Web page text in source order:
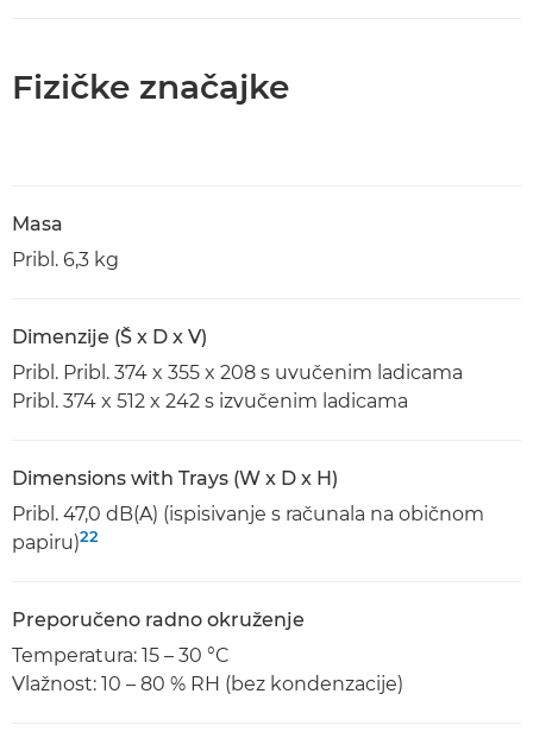
Fizičke značajke
Masa
Pribl. 6,3 kg
Dimenzije (Š x D x V)
Pribl. Pribl. 374 x 355 x 208 s uvučenim ladicama
Pribl. 374 x 512 x 242 s izvučenim ladicama
Dimensions with Trays (W x D x H)
Pribl. 47,0 dB(A) (ispisivanje s računala na običnom
papiru)22
Preporučeno radno okruženje
Temperatura: 15 – 30 °C
Vlažnost: 10 – 80 % RH (bez kondenzacije)